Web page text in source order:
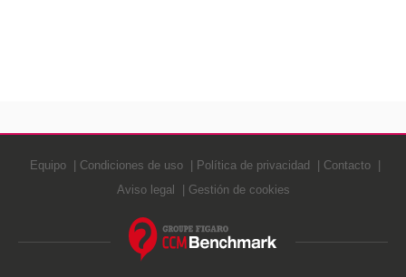
Equipo Condiciones de uso Política de privacidad
Contacto
Aviso legal
Gestión de cookies